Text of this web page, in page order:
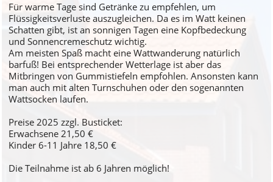
Für warme Tage sind Getränke zu empfehlen, um
Flüssigkeitsverluste auszugleichen. Da es im Watt keinen
Schatten gibt, ist an sonnigen Tagen eine Kopfbedeckung
und Sonnencremeschutz wichtig.
Am meisten Spaß macht eine Wattwanderung natürlich
barfuß! Bei entsprechender Wetterlage ist aber das
Mitbringen von Gummistiefeln empfohlen. Ansonsten kann
man auch mit alten Turnschuhen oder den sogenannten
Wattsocken laufen.
Preise 2025 zzgl. Busticket:
Erwachsene 21,50 €
Kinder 6-11 Jahre 18,50 €
Die Teilnahme ist ab 6 Jahren möglich!